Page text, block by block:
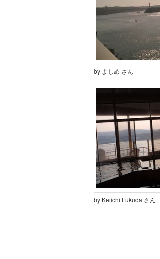
by よしめ さん
by Keiichi Fukuda さん